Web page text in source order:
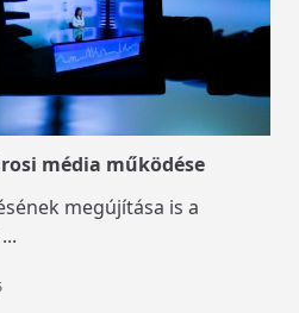
média működése
megújítása is a
...